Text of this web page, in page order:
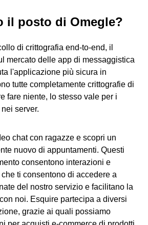
il posto di Omegle?
di crittografia end-to-end, il
mercato delle app di messaggistica
l'applicazione più sicura in
tutte completamente crittografie di
fare niente, lo stesso vale per i
server.
chat con ragazze e scopri un
nuovo di appuntamenti. Questi
consentono interazioni e
ti consentono di accedere a
del nostro servizio e facilitano la
noi. Esquire partecipa a diversi
grazie ai quali possiamo